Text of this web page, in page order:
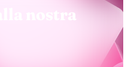
nostra